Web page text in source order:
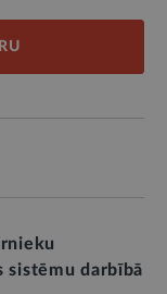
sistēmu darbībā